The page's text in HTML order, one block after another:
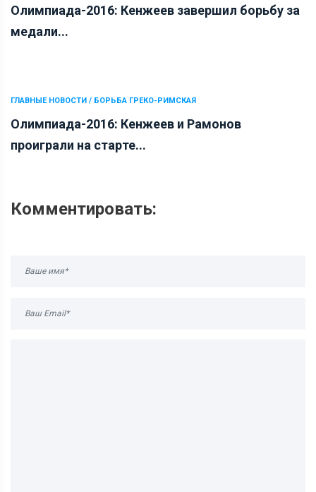
Олимпиада-2016: Кенжеев завершил борьбу за
медали...
ГЛАВНЫЕ НОВОСТИ / БОРЬБА ГРЕКО-РИМСКАЯ
Олимпиада-2016: Кенжеев и Рамонов
проиграли на старте...
Комментировать: